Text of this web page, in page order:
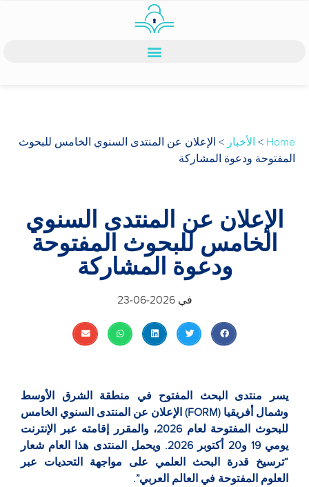
Home
> الأخبار > الإعلان عن المنتدى السنوي الخامس للبحوث
المفتوحة ودعوة المشاركة
الإعلان عن المنتدى السنوي
الخامس للبحوث المفتوحة
ودعوة المشاركة
في 2026-06-23
يسر منتدى البحث المفتوح في منطقة الشرق الأوسط
وشمال أفريقيا (FORM) الإعلان عن المنتدى السنوي الخامس
للبحوث المفتوحة لعام 2026، والمقرر إقامته عبر الإنترنت
يومي 19 و20 أكتوبر 2026. ويحمل المنتدى هذا العام شعار
“ترسيخ قدرة البحث العلمي على مواجهة التحديات عبر
العلوم المفتوحة في العالم العربي”.